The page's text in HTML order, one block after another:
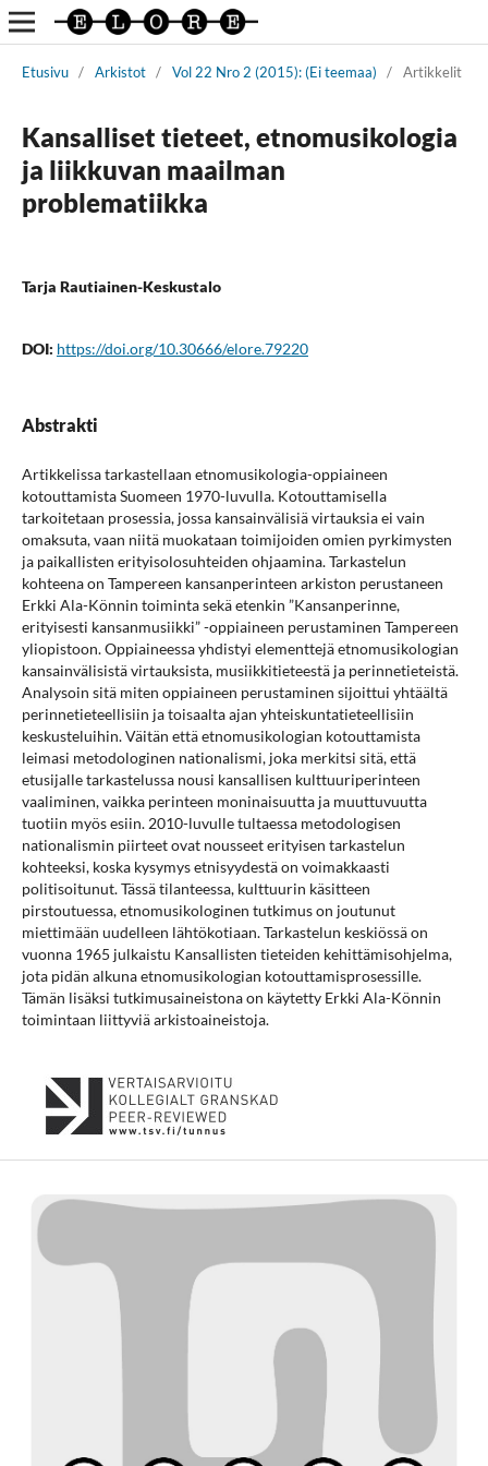
Etusivu / Arkistot / Vol 22 Nro 2 (2015): (Ei teemaa) / Artikkelit
Kansalliset tieteet, etnomusikologia
ja liikkuvan maailman
problematiikka
Tarja Rautiainen-Keskustalo
DOI: https://doi.org/10.30666/elore.79220
Abstrakti
Artikkelissa tarkastellaan etnomusikologia-oppiaineen
kotouttamista Suomeen 1970-luvulla. Kotouttamisella
tarkoitetaan prosessia, jossa kansainvälisiä virtauksia ei vain
omaksuta, vaan niitä muokataan toimijoiden omien pyrkimysten
ja paikallisten erityisolosuhteiden ohjaamina. Tarkastelun
kohteena on Tampereen kansanperinteen arkiston perustaneen
Erkki Ala-Könnin toiminta sekä etenkin ”Kansanperinne,
erityisesti kansanmusiikki” -oppiaineen perustaminen Tampereen
yliopistoon. Oppiaineessa yhdistyi elementtejä etnomusikologian
kansainvälisistä virtauksista, musiikkitieteestä ja perinnetieteistä.
Analysoin sitä miten oppiaineen perustaminen sijoittui yhtäältä
perinnetieteellisiin ja toisaalta ajan yhteiskuntatieteellisiin
keskusteluihin. Väitän että etnomusikologian kotouttamista
leimasi metodologinen nationalismi, joka merkitsi sitä, että
etusijalle tarkastelussa nousi kansallisen kulttuuriperinteen
vaaliminen, vaikka perinteen moninaisuutta ja muuttuvuutta
tuotiin myös esiin. 2010-luvulle tultaessa metodologisen
nationalismin piirteet ovat nousseet erityisen tarkastelun
kohteeksi, koska kysymys etnisyydestä on voimakkaasti
politisoitunut. Tässä tilanteessa, kulttuurin käsitteen
pirstoutuessa, etnomusikologinen tutkimus on joutunut
miettimään uudelleen lähtökotiaan. Tarkastelun keskiössä on
vuonna 1965 julkaistu Kansallisten tieteiden kehittämisohjelma,
jota pidän alkuna etnomusikologian kotouttamisprosessille.
Tämän lisäksi tutkimusaineistona on käytetty Erkki Ala-Könnin
toimintaan liittyviä arkistoaineistoja.